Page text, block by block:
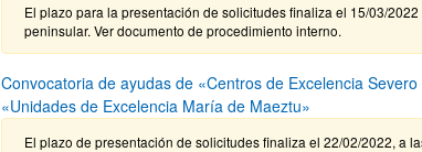
El plazo para la presentación de solicitudes finaliza el 15/03/
peninsular. Ver documento de procedimiento interno.
Convocatoria de ayudas de «Centros de Excelencia
«Unidades de Excelencia María de Maeztu»
El plazo de presentación de solicitudes finaliza el 22/02/2022, a